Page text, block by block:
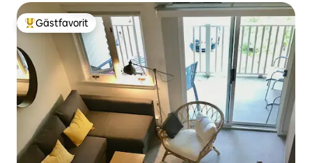
Populär gästfavorit
Gästfavorit